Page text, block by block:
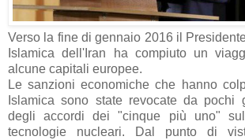
Verso la fine di gennaio 2016 il
Islamica dell'Iran ha compiuto un
alcune capitali europee.
Le sanzioni economiche che hanno
Islamica sono state revocate da pochi
degli accordi dei "cinque più uno"
tecnologie nucleari. Dal punto di